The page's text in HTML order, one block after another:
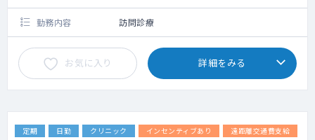
勤務内容 訪問診療
お気に入り 詳細をみる
定期 日勤 クリニック インセンティブあり
遠距離交通費支給